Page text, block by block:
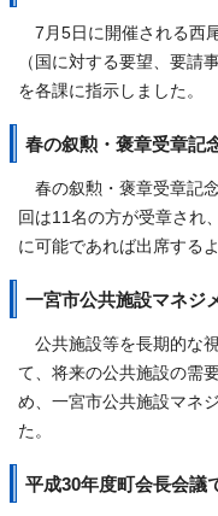
7月5日に開催される西
（国に対する要望、要請
を各課に指示しました。
春の叙勲・褒章受章記
春の叙勲・褒章受章記
回は11名の方が受章され
に可能であれば出席する
一宮市公共施設マネジ
公共施設等を長期的な
て、将来の公共施設の需
め、一宮市公共施設マネ
た。
平成30年度町会長会議